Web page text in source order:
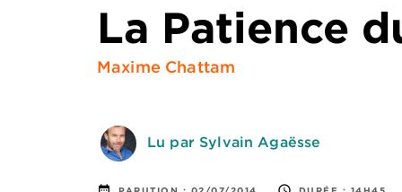
La Patience
Maxime Chattam
Lu par Sylvain Agaësse